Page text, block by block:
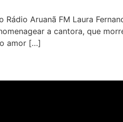
Rádio Aruanã FM Laura
a cantora, que
amor […]